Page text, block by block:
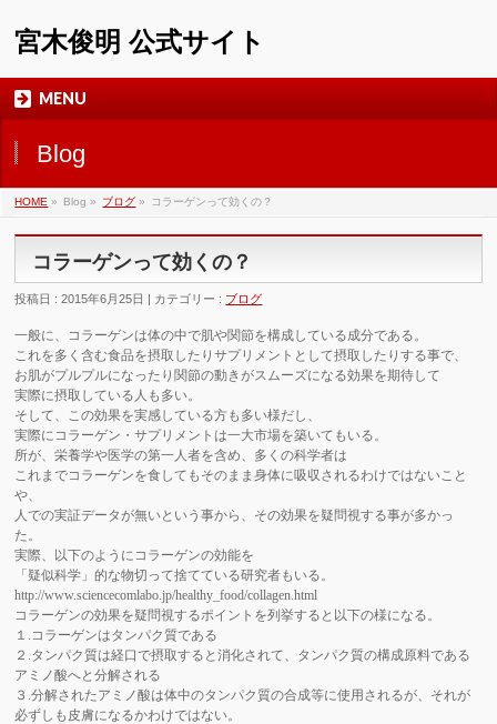
宮木俊明 公式サイト
MENU
Blog
HOME » Blog » ブログ » コラーゲンって効くの？
コラーゲンって効くの？
投稿日 : 2015年6月25日 | カテゴリー : ブログ
一般に、コラーゲンは体の中で肌や関節を構成している成分である。
これを多く含む食品を摂取したりサプリメントとして摂取したりする事で、
お肌がプルプルになったり関節の動きがスムーズになる効果を期待して
実際に摂取している人も多い。
そして、この効果を実感している方も多い様だし、
実際にコラーゲン・サプリメントは一大市場を築いてもいる。
所が、栄養学や医学の第一人者を含め、多くの科学者は
これまでコラーゲンを食してもそのまま身体に吸収されるわけではないこと
や、
人での実証データが無いという事から、その効果を疑問視する事が多かっ
た。
実際、以下のようにコラーゲンの効能を
「疑似科学」的な物切って捨てている研究者もいる。
http://www.sciencecomlabo.jp/healthy_food/collagen.html
コラーゲンの効果を疑問視するポイントを列挙すると以下の様になる。
１ . コラーゲンはタンパク質である
２ .タンパク質は経口で摂取すると消化されて、タンパク質の構成原料である
アミノ酸へと分解される
３ .分解されたアミノ酸は体中のタンパク質の合成等に使用されるが、それが
必ずしも皮膚になるかわけではない。